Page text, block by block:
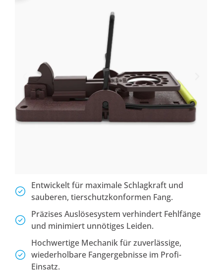
Entwickelt für maximale Schlagkraft und
sauberen, tierschutzkonformen Fang.
Präzises Auslösesystem verhindert Fehlfänge
und minimiert unnötiges Leiden.
Hochwertige Mechanik für zuverlässige,
wiederholbare Fangergebnisse im Profi-
Einsatz.